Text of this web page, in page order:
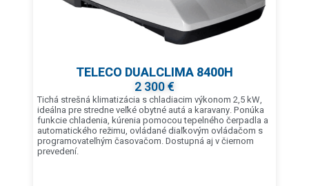
TELECO DUALCLIMA 8400H
2 300 €
Tichá strešná klimatizácia s chladiacim výkonom 2,5 kW,
ideálna pre stredne veľké obytné autá a karavany. Ponúka
funkcie chladenia, kúrenia pomocou tepelného čerpadla a
automatického režimu, ovládané diaľkovým ovládačom s
programovateľným časovačom. Dostupná aj v čiernom
prevedení.